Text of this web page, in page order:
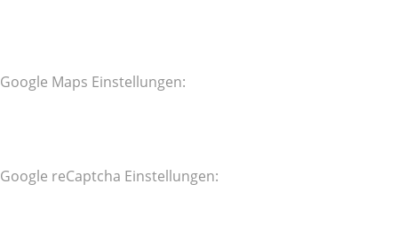
Google Maps Einstellungen:
Google reCaptcha Einstellungen: